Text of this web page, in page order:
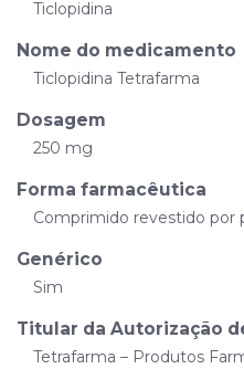
Ticlopidina
Nome do medicamento
Ticlopidina Tetrafarma
Dosagem
250 mg
Forma farmacêutica
Comprimido revestido por
Genérico
Sim
Titular da Autorização
Tetrafarma – Produtos